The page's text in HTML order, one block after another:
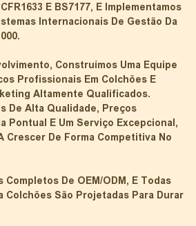
E BS7177, E Implementamos
Internacionais De Gestão Da
Construímos Uma Equipe
Profissionais Em Colchões E
Altamente Qualificados.
De Alta Qualidade, Preços
Pontual E Um Serviço Excepcional,
Crescer De Forma Competitiva No
De OEM/ODM, E Todas
Colchões São Projetadas Para Durar